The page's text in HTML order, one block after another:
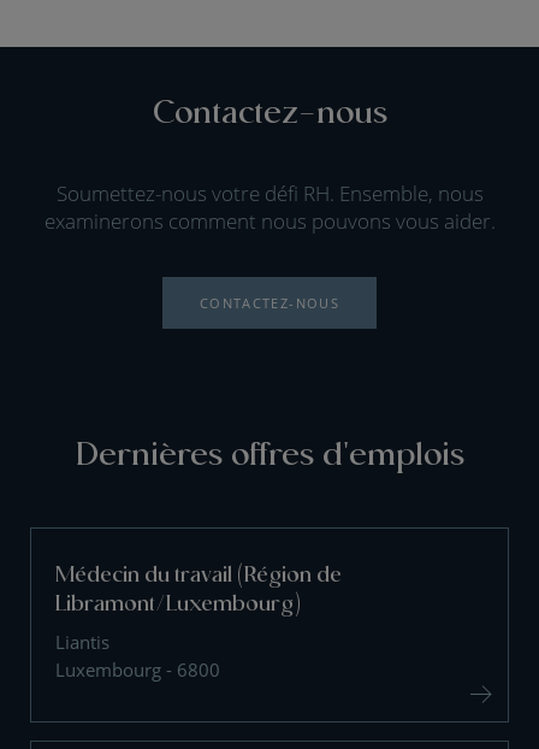
Contactez-nous
Soumettez-nous votre défi RH. Ensemble, nous
examinerons comment nous pouvons vous aider.
CONTACTEZ-NOUS
Dernières offres d'emplois
Médecin du travail (Région de
Libramont/Luxembourg)
Liantis
Luxembourg - 6800